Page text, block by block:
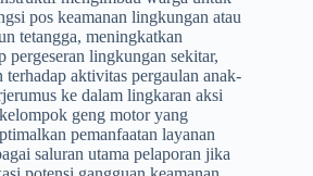
pos keamanan lingkungan atau
tetangga, meningkatkan
pergeseran lingkungan sekitar,
terhadap aktivitas pergaulan anak-
ke dalam lingkaran aksi
geng motor yang
pemanfaatan layanan
saluran utama pelaporan jika